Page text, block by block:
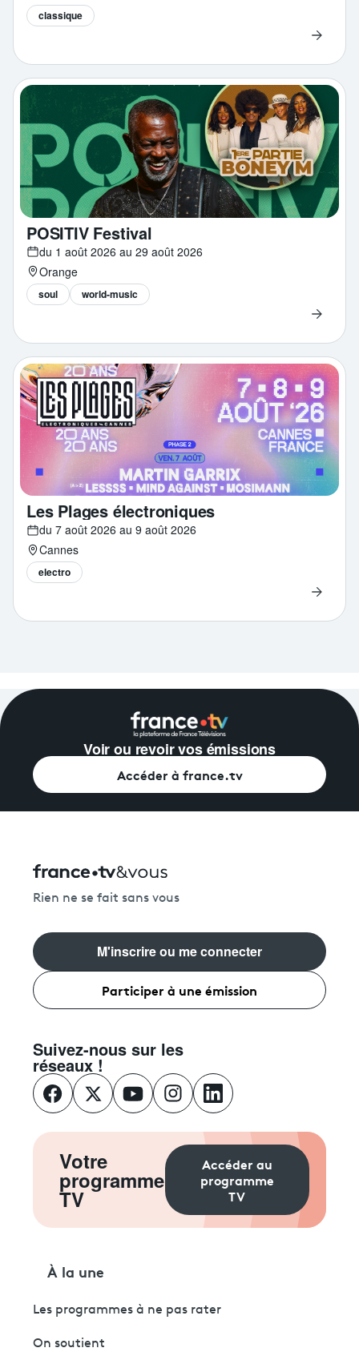
classique
POSITIV Festival
du 1 août 2026 au 29 août 2026
Orange
soul world-music
Les Plages électroniques
du 7 août 2026 au 9 août 2026
Cannes
electro
Voir ou revoir vos émissions
Accéder à france.tv
Rien ne se fait sans vous
M'inscrire ou me connecter
Participer à une émission
Suivez-nous sur les
réseaux !
Votre
programme
TV
Accéder au
programme
TV
À la une
Les programmes à ne pas rater
On soutient